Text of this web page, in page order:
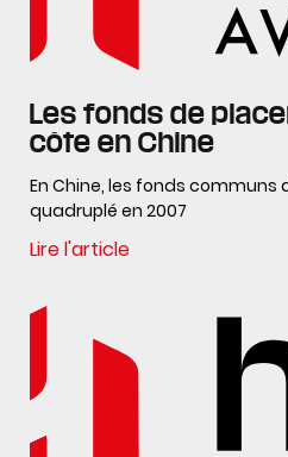
Les fonds de
côte en Chine
En Chine, les fonds
quadruplé en 2007
Lire l'article